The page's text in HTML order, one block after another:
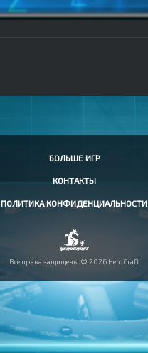
БОЛЬШЕ ИГР
КОНТАКТЫ
ПОЛИТИКА КОНФИДЕНЦИАЛЬНОСТИ
Все права защищены © 2026 HeroCraft